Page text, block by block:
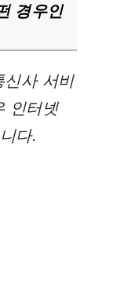
경우인
신사 서비
인터넷
다.